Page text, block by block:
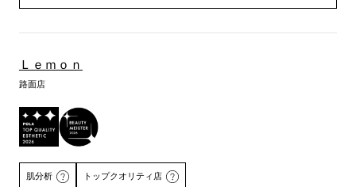
Ｌｅｍｏｎ
路面店
肌分析 トップクオリティ店